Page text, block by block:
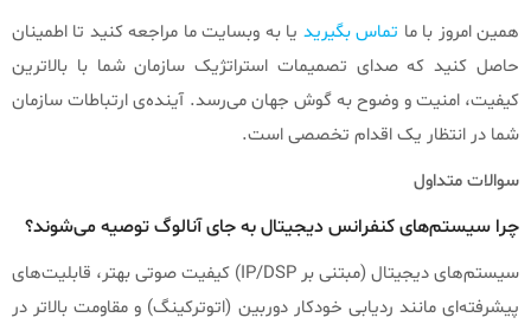
همین امروز با ما تماس بگیرید یا به وبسایت ما مراجعه کنید تا اطمینان
حاصل کنید که صدای تصمیمات استراتژیک سازمان شما با بالاترین
کیفیت، امنیت و وضوح به گوش جهان می‌رسد. آینده‌ی ارتباطات سازمان
شما در انتظار یک اقدام تخصصی است.
سوالات متداول
چرا سیستم‌های کنفرانس دیجیتال به جای آنالوگ توصیه می‌شوند؟
سیستم‌های دیجیتال (مبتنی بر IP/DSP) کیفیت صوتی بهتر، قابلیت‌های
پیشرفته‌ای مانند ردیابی خودکار دوربین (اتوترکینگ) و مقاومت بالاتر در